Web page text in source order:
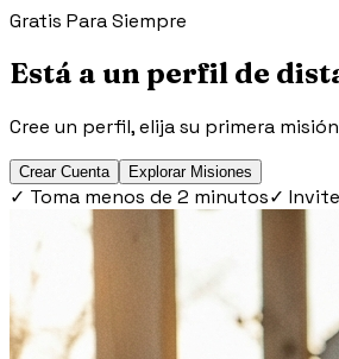
Gratis Para Siempre
Está a un perfil de
Cree un perfil, elija su primera
Crear Cuenta Explorar Misiones
✓ Toma menos de 2 minutos✓